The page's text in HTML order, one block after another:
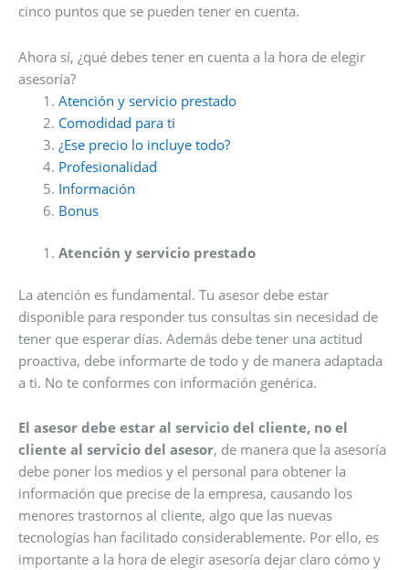
cinco puntos que se pueden tener en cuenta.
Ahora sí, ¿qué debes tener en cuenta a la hora de elegir
asesoría?
Atención y servicio prestado
Comodidad para ti
¿Ese precio lo incluye todo?
Profesionalidad
Información
Bonus
Atención y servicio prestado
La atención es fundamental. Tu asesor debe estar
disponible para responder tus consultas sin necesidad de
tener que esperar días. Además debe tener una actitud
proactiva, debe informarte de todo y de manera adaptada
a ti. No te conformes con información genérica.
El asesor debe estar al servicio del cliente, no el
cliente al servicio del asesor, de manera que la asesoría
debe poner los medios y el personal para obtener la
información que precise de la empresa, causando los
menores trastornos al cliente, algo que las nuevas
tecnologías han facilitado considerablemente. Por ello, es
importante a la hora de elegir asesoría dejar claro cómo y